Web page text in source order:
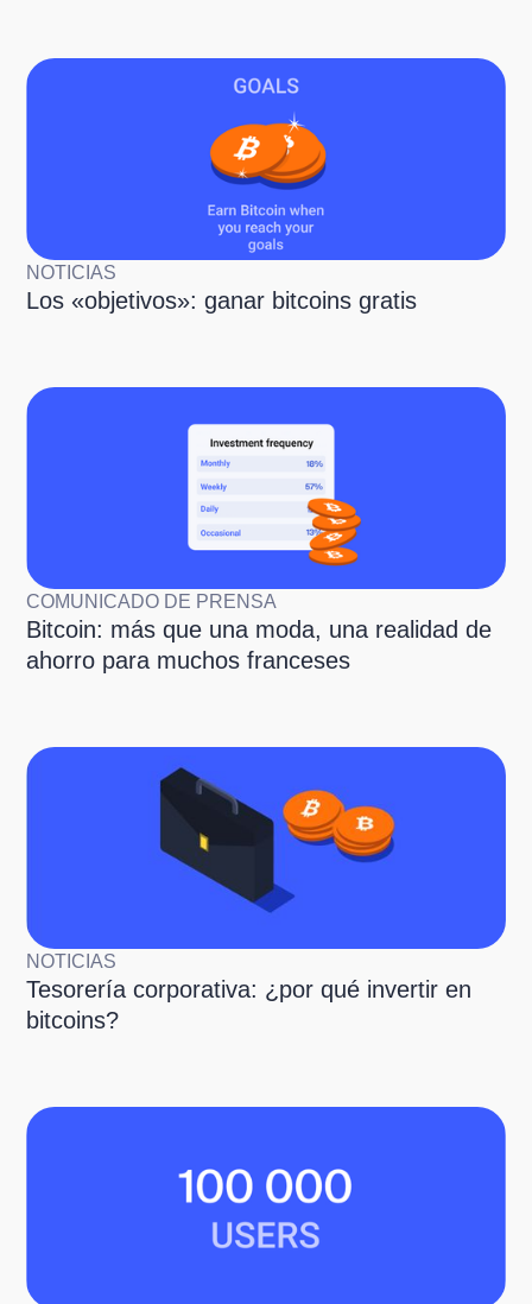
NOTICIAS
Los «objetivos»: ganar bitcoins gratis
COMUNICADO DE PRENSA
Bitcoin: más que una moda, una realidad de
ahorro para muchos franceses
NOTICIAS
Tesorería corporativa: ¿por qué invertir en
bitcoins?